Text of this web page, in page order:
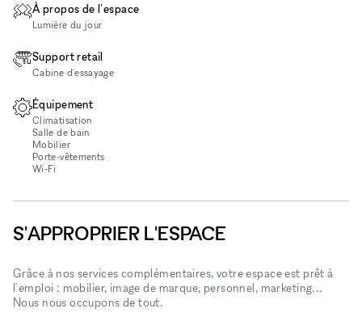
À propos de l'espace
Lumière du jour
Support retail
Cabine d'essayage
Équipement
Climatisation
Salle de bain
Mobilier
Porte-vêtements
Wi‑Fi
S'APPROPRIER L'ESPACE
Grâce à nos services complémentaires, votre espace est prêt à
l'emploi : mobilier, image de marque, personnel, marketing...
Nous nous occupons de tout.